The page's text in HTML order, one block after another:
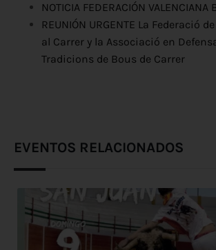
NOTICIA FEDERACIÓN VALENCIANA
REUNIÓN URGENTE La Federació
al Carrer y la Associació en
Tradicions de Bous de Carrer
EVENTOS RELACIONADOS